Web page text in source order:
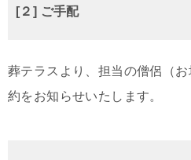
[２] ご手配
葬テラスより、担当の僧侶（
約をお知らせいたします。